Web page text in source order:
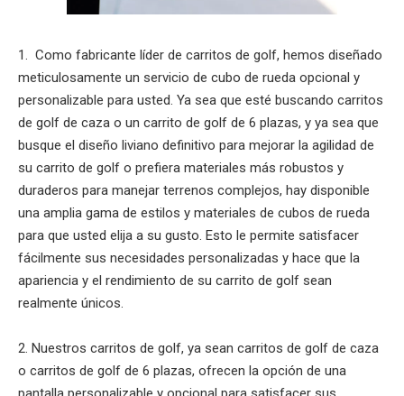
1. Como fabricante líder de carritos de golf, hemos diseñado
meticulosamente un servicio de cubo de rueda opcional y
personalizable para usted. Ya sea que esté buscando carritos
de golf de caza o un carrito de golf de 6 plazas, y ya sea que
busque el diseño liviano definitivo para mejorar la agilidad de
su carrito de golf o prefiera materiales más robustos y
duraderos para manejar terrenos complejos, hay disponible
una amplia gama de estilos y materiales de cubos de rueda
para que usted elija a su gusto. Esto le permite satisfacer
fácilmente sus necesidades personalizadas y hace que la
apariencia y el rendimiento de su carrito de golf sean
realmente únicos.
2. Nuestros carritos de golf, ya sean carritos de golf de caza
o carritos de golf de 6 plazas, ofrecen la opción de una